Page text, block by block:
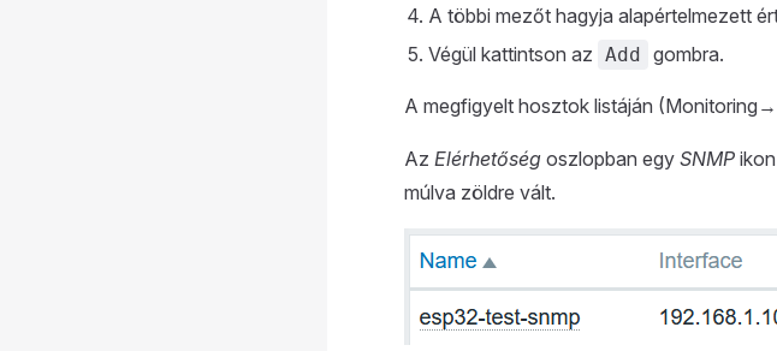
A többi mezőt hagyja alapértelmezett
Végül kattintson az Add gombra.
A megfigyelt hosztok listáján
Az Elérhetőség oszlopban egy SNMP
múlva zöldre vált.